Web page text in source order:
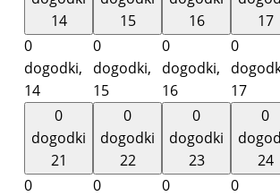
14
0
dogodki,
14
15
0
dogodki,
15
16
0
dogodki,
16
17
0
17
0
dogodki
21
0
0
dogodki
22
0
0
dogodki
23
0
0
24
0